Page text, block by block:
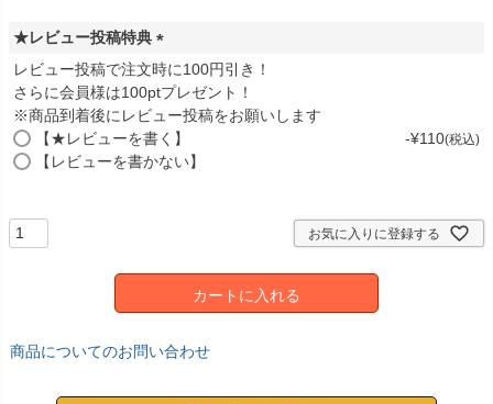
★レビュー投稿特典
(
必
須
)
レビュー投稿で注文時に100円引き！
さらに会員様は100ptプレゼント！
※商品到着後にレビュー投稿をお願いします
【★レビューを書く】
-¥110 税込
【レビューを書かない】
お気に入りに登録する
カートに入れる
商品についてのお問い合わせ